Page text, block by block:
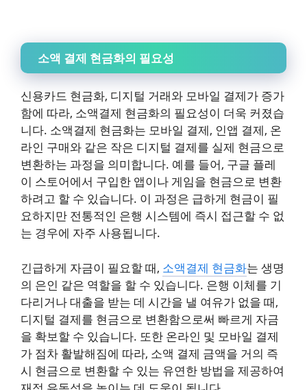
소액 결제 현금화의 필요성
신용카드 현금화, 디지털 거래와 모바일 결제가 증가
함에 따라, 소액결제 현금화의 필요성이 더욱 커졌습
니다. 소액결제 현금화는 모바일 결제, 인앱 결제, 온
라인 구매와 같은 작은 디지털 결제를 실제 현금으로
변환하는 과정을 의미합니다. 예를 들어, 구글 플레
이 스토어에서 구입한 앱이나 게임을 현금으로 변환
하려고 할 수 있습니다. 이 과정은 급하게 현금이 필
요하지만 전통적인 은행 시스템에 즉시 접근할 수 없
는 경우에 자주 사용됩니다.
긴급하게 자금이 필요할 때, 소액결제 현금화는 생명
의 은인 같은 역할을 할 수 있습니다. 은행 이체를 기
다리거나 대출을 받는 데 시간을 낼 여유가 없을 때,
디지털 결제를 현금으로 변환함으로써 빠르게 자금
을 확보할 수 있습니다. 또한 온라인 및 모바일 결제
가 점차 활발해짐에 따라, 소액 결제 금액을 거의 즉
시 현금으로 변환할 수 있는 유연한 방법을 제공하여